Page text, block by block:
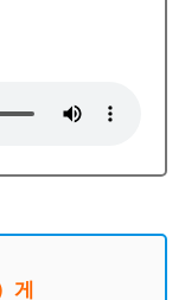
게